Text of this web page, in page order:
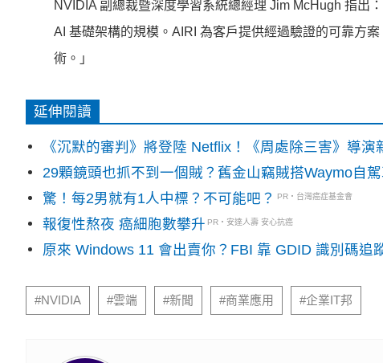
NVIDIA 副總裁暨深度學習系統總經理 Jim McHugh 指出
AI 基礎架構的規模。AIRI 為客戶提供經過驗證的可靠方
術。」
延伸閱讀
《沉默的審判》將登陸 Netflix！《周處除三害》導
29顆鏡頭也抓不到一個賊？舊金山竊賊搭Waymo自
驚！每2男就有1人中標？不可能吧？
PR・台灣癌症基金會
報復性熬夜 癌細胞數攀升 PR・安達人壽 安心抗癌
原來 Windows 11 會出賣你？FBI 靠 GDID 識別碼追
#NVIDIA #雲端 #新聞 #商業應用 #企業IT邦